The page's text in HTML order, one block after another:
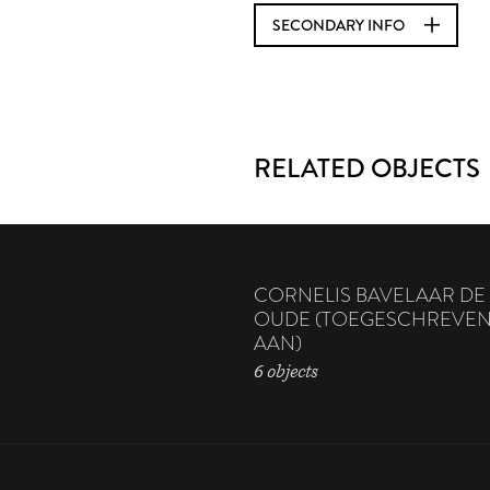
SECONDARY INFO
RELATED OBJECTS
CORNELIS BAVELAAR DE
OUDE
AAN)
6 objects